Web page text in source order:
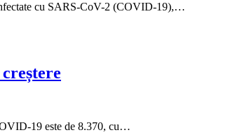
cu SARS-CoV-2 (COVID-19),…
19 este de 8.370, cu…